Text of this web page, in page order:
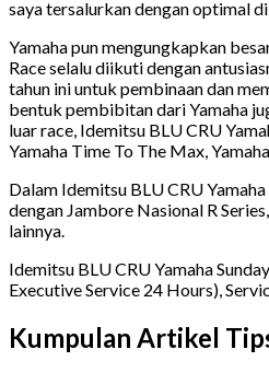
saya tersalurkan dengan optimal
Yamaha pun mengungkapkan
Race selalu diikuti dengan
tahun ini untuk pembinaan dan
bentuk pembibitan dari Yamaha
luar race, Idemitsu BLU CRU
Yamaha Time To The Max,
Dalam Idemitsu BLU CRU
dengan Jambore Nasional R
lainnya.
Idemitsu BLU CRU Yamaha
Executive Service 24 Hours),
Kumpulan Artikel